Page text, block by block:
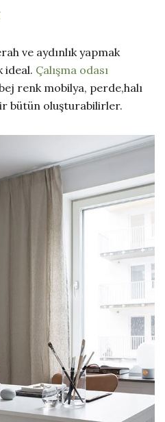
ve aydınlık yapmak
ideal. Çalışma odası
renk mobilya, perde,halı
bütün oluşturabilirler.